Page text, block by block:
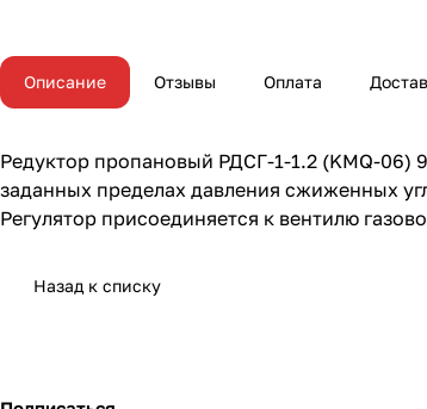
Описание Отзывы Оплата
Редуктор пропановый РДСГ-1-1.2 (KMQ-06)
заданных пределах давления сжиженных
Регулятор присоединяется к вентилю
Назад к списку